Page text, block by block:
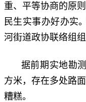
重、平等协商的原
民生实事办好办实
河街道政协联络组
据前期实地勘
方米，存在多处路
糟糕。